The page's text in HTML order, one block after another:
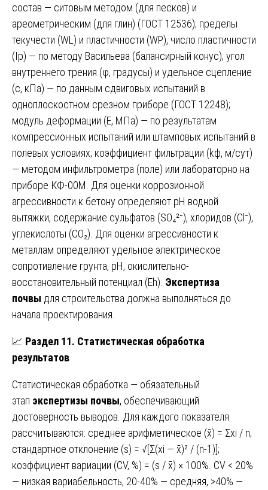
состав — ситовым методом (для песков) и
ареометрическим (для глин) (ГОСТ 12536); пределы
текучести (WL) и пластичности (WP), число пластичности
(Ip) — по методу Васильева (балансирный конус); угол
внутреннего трения (φ, градусы) и удельное сцепление
(c, кПа) — по данным сдвиговых испытаний в
одноплоскостном срезном приборе (ГОСТ 12248);
модуль деформации (E, МПа) — по результатам
компрессионных испытаний или штамповых испытаний в
полевых условиях; коэффициент фильтрации (kф, м/сут)
— методом инфильтрометра (поле) или лабораторно на
приборе КФ-00М. Для оценки коррозионной
агрессивности к бетону определяют pH водной
вытяжки, содержание сульфатов (SO₄²⁻), хлоридов (Cl⁻),
углекислоты (CO₂). Для оценки агрессивности к
металлам определяют удельное электрическое
сопротивление грунта, pH, окислительно-
восстановительный потенциал (Eh). Экспертиза
почвы для строительства должна выполняться до
начала проектирования.
📈 Раздел 11. Статистическая обработка
результатов
Статистическая обработка — обязательный
этап экспертизы почвы, обеспечивающий
достоверность выводов. Для каждого показателя
рассчитываются: среднее арифметическое (x̄) = Σxi / n;
стандартное отклонение (s) = √[Σ(xi — x̄)² / (n-1)];
коэффициент вариации (CV, %) = (s / x̄) × 100%. CV < 20%
— низкая вариабельность, 20-40% — средняя, >40% —